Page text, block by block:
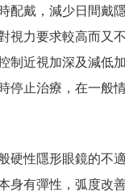
配戴，減少日間戴
視力要求較高而又
制近視加深及減低
停止治療，在一般
硬性隱形眼鏡的不
身有彈性，弧度改